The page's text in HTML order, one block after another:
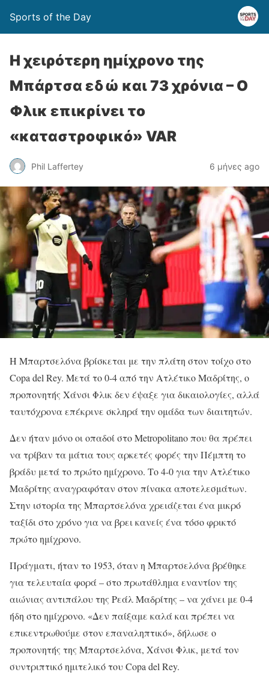
Sports of the Day
Η χειρότερη ημίχρονο της
Μπάρτσα εδώ και 73 χρόνια – Ο
Φλικ επικρίνει το
«καταστροφικό» VAR
Phil Laffertey 6 μήνες ago
Η Μπαρτσελόνα βρίσκεται με την πλάτη στον τοίχο στο
Copa del Rey. Μετά το 0-4 από την Ατλέτικο Μαδρίτης, ο
προπονητής Χάνσι Φλικ δεν έψαξε για δικαιολογίες, αλλά
ταυτόχρονα επέκρινε σκληρά την ομάδα των διαιτητών.
Δεν ήταν μόνο οι οπαδοί στο Metropolitano που θα πρέπει
να τρίβαν τα μάτια τους αρκετές φορές την Πέμπτη το
βράδυ μετά το πρώτο ημίχρονο. Το 4-0 για την Ατλέτικο
Μαδρίτης αναγραφόταν στον πίνακα αποτελεσμάτων.
Στην ιστορία της Μπαρτσελόνα χρειάζεται ένα μικρό
ταξίδι στο χρόνο για να βρει κανείς ένα τόσο φρικτό
πρώτο ημίχρονο.
Πράγματι, ήταν το 1953, όταν η Μπαρτσελόνα βρέθηκε
για τελευταία φορά – στο πρωτάθλημα εναντίον της
αιώνιας αντιπάλου της Ρεάλ Μαδρίτης – να χάνει με 0-4
ήδη στο ημίχρονο. «Δεν παίξαμε καλά και πρέπει να
επικεντρωθούμε στον επαναληπτικό», δήλωσε ο
προπονητής της Μπαρτσελόνα, Χάνσι Φλικ, μετά τον
συντριπτικό ημιτελικό του Copa del Rey.